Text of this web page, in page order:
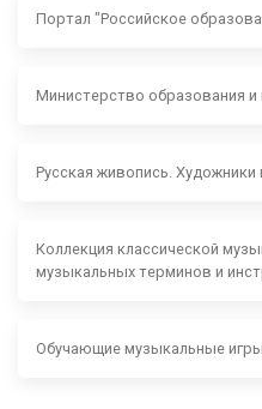
Портал "Российское
Министерство образования и
Русская живопись. Художники
Коллекция классической
музыкальных терминов и
Обучающие музыкальные